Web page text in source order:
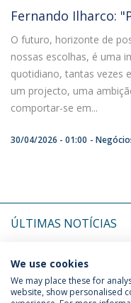
Fernando Ilharco:
O futuro, horizonte de
nossas escolhas, é uma
quotidiano, tantas vezes
um projecto, uma
comportar-se em...
30/04/2026 - 01:00
ÚLTIMAS NOTÍCIAS
PRÓXIMOS EVENTOS
We use cookies
We may place these for
website, show personalised